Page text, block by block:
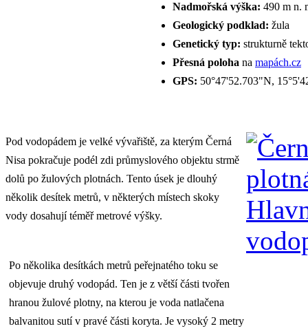
Nadmořská výška: 490 m n.
Geologický podklad: žula
Genetický typ: strukturně
Přesná poloha na mapách.cz
GPS: 50°47'52.703"N,
Pod vodopádem je velké vývařiště, za kterým Černá
Nisa pokračuje podél zdi průmyslového objektu strmě
dolů po žulových plotnách. Tento úsek je dlouhý
několik desítek metrů, v některých místech skoky
vody dosahují téměř metrové výšky.
Po několika desítkách metrů peřejnatého toku se
objevuje druhý vodopád. Ten je z větší části tvořen
hranou žulové plotny, na kterou je voda natlačena
balvanitou sutí v pravé části koryta. Je vysoký 2 metry